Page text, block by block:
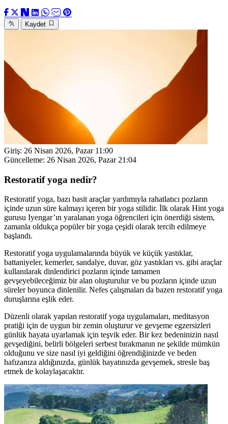
Kaydet
Giriş: 26 Nisan 2026, Pazar 11:00
Güncelleme: 26 Nisan 2026, Pazar 21:04
Restoratif yoga nedir?
Restoratif yoga, bazı basit araçlar yardımıyla rahatlatıcı pozların
içinde uzun süre kalmayı içeren bir yoga stilidir. İlk olarak Hint yoga
gurusu Iyengar’ın yaralanan yoga öğrencileri için önerdiği sistem,
zamanla oldukça popüler bir yoga çeşidi olarak tercih edilmeye
başlandı.
Restoratif yoga uygulamalarında büyük ve küçük yastıklar,
battaniyeler, kemerler, sandalye, duvar, göz yastıkları vs. gibi araçlar
kullanılarak dinlendirici pozların içinde tamamen
gevşeyebileceğimiz bir alan oluşturulur ve bu pozların içinde uzun
süreler boyunca dinlenilir. Nefes çalışmaları da bazen restoratif yoga
duruşlarına eşlik eder.
Düzenli olarak yapılan restoratif yoga uygulamaları, meditasyon
pratiği için de uygun bir zemin oluşturur ve gevşeme egzersizleri
günlük hayata uyarlamak için teşvik eder. Bir kez bedeninizin nasıl
gevşediğini, belirli bölgeleri serbest bırakmanın ne şekilde mümkün
olduğunu ve size nasıl iyi geldiğini öğrendiğinizde ve beden
hafızanıza aldığınızda, günlük hayatınızda gevşemek, stresle baş
etmek de kolaylaşacaktır.